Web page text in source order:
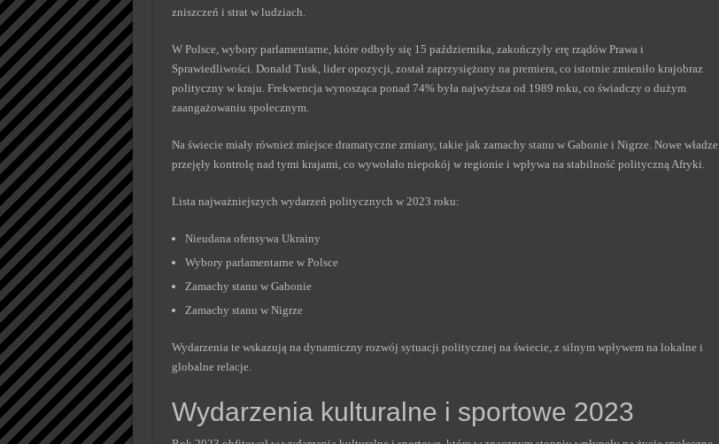
zniszczeń i strat w ludziach.
W Polsce, wybory parlamentarne, które odbyły się 15 października, zakończyły erę rządów Prawa i
Sprawiedliwości. Donald Tusk, lider opozycji, został zaprzysiężony na premiera, co istotnie zmieniło krajobraz
polityczny w kraju. Frekwencja wynosząca ponad 74% była najwyższa od 1989 roku, co świadczy o dużym
zaangażowaniu społecznym.
Na świecie miały również miejsce dramatyczne zmiany, takie jak zamachy stanu w Gabonie i Nigrze. Nowe władze
przejęły kontrolę nad tymi krajami, co wywołało niepokój w regionie i wpływa na stabilność polityczną Afryki.
Lista najważniejszych wydarzeń politycznych w 2023 roku:
Nieudana ofensywa Ukrainy
Wybory parlamentarne w Polsce
Zamachy stanu w Gabonie
Zamachy stanu w Nigrze
Wydarzenia te wskazują na dynamiczny rozwój sytuacji politycznej na świecie, z silnym wpływem na lokalne i
globalne relacje.
Wydarzenia kulturalne i sportowe 2023